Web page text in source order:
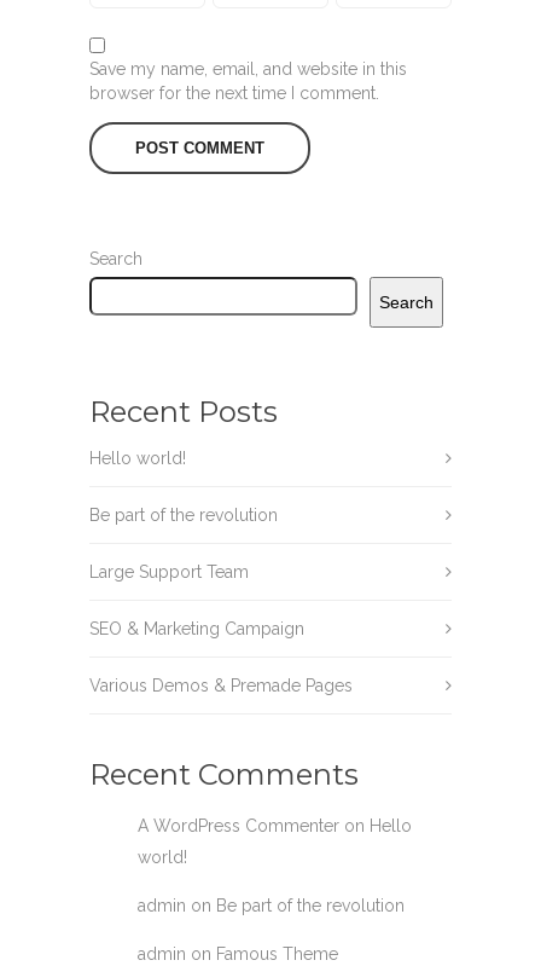
Save my name, email, and website in this
browser for the next time I comment.
Search
Search
Recent Posts
Hello world!
Be part of the revolution
Large Support Team
SEO & Marketing Campaign
Various Demos & Premade Pages
Recent Comments
A WordPress Commenter on Hello
world!
admin on Be part of the revolution
admin on Famous Theme